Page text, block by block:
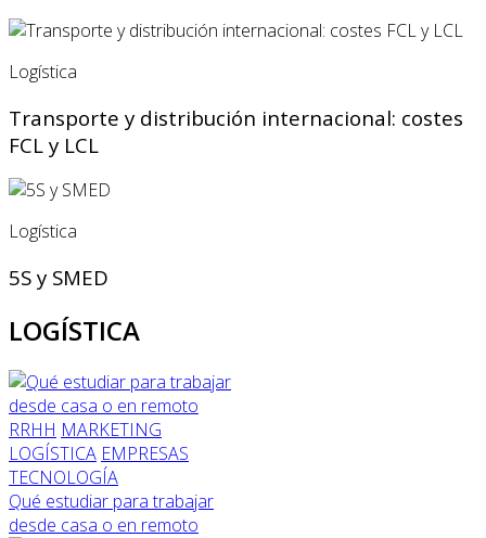
Logística
Transporte y distribución internacional: costes
FCL y LCL
Logística
5S y SMED
LOGÍSTICA
RRHH MARKETING
LOGÍSTICA EMPRESAS
TECNOLOGÍA
Qué estudiar para trabajar
desde casa o en remoto